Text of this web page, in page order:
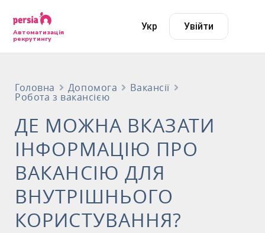
Автоматизація
рекрутингу
Укр Увійти
Головна Допомога Вакансії
Робота з вакансією
ДЕ МОЖНА ВКАЗАТИ
ІНФОРМАЦІЮ ПРО
ВАКАНСІЮ ДЛЯ
ВНУТРІШНЬОГО
КОРИСТУВАННЯ?